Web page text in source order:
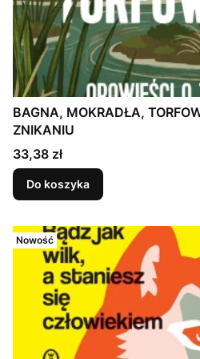
BAGNA, MOKRADŁA,
ZNIKANIU
Cena
33,38 zł
Do koszyka
Nowość